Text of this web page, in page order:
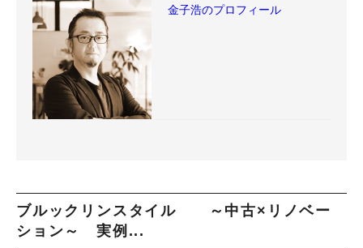
金子浩のプロフィール
ブルックリンスタイル ～中古×リノベー
ション～ 実例...